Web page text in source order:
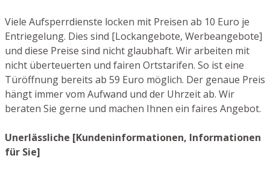
Viele Aufsperrdienste locken mit Preisen ab 10 Euro je
Entriegelung. Dies sind [Lockangebote, Werbeangebote]
und diese Preise sind nicht glaubhaft. Wir arbeiten mit
nicht überteuerten und fairen Ortstarifen. So ist eine
Türöffnung bereits ab 59 Euro möglich. Der genaue Preis
hängt immer vom Aufwand und der Uhrzeit ab. Wir
beraten Sie gerne und machen Ihnen ein faires Angebot.
Unerlässliche [Kundeninformationen, Informationen
für Sie]